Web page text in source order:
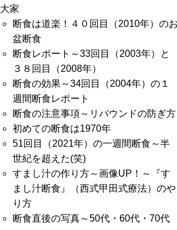
大家
断食は道楽！４０回目（2010年）のお
盆断食
断食レポート～33回目（2003年）と
３８回目（2008年）
断食の効果～34回目（2004年）の１
週間断食レポート
断食の注意事項～リバウンドの防ぎ方
初めての断食は1970年
51回目（2021年）の一週間断食～半
世紀を超えた(笑)
すまし汁の作り方～画像UP！～『す
まし汁断食』（西式甲田式療法）のや
り方
断食直後の写真～50代・60代・70代